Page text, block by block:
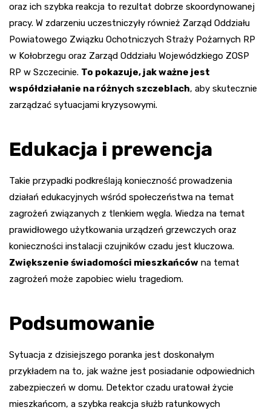
oraz ich szybka reakcja to rezultat dobrze skoordynowanej
pracy. W zdarzeniu uczestniczyły również Zarząd Oddziału
Powiatowego Związku Ochotniczych Straży Pożarnych RP
w Kołobrzegu oraz Zarząd Oddziału Wojewódzkiego ZOSP
RP w Szczecinie. To pokazuje, jak ważne jest
współdziałanie na różnych szczeblach, aby skutecznie
zarządzać sytuacjami kryzysowymi.
Edukacja i prewencja
Takie przypadki podkreślają konieczność prowadzenia
działań edukacyjnych wśród społeczeństwa na temat
zagrożeń związanych z tlenkiem węgla. Wiedza na temat
prawidłowego użytkowania urządzeń grzewczych oraz
konieczności instalacji czujników czadu jest kluczowa.
Zwiększenie świadomości mieszkańców na temat
zagrożeń może zapobiec wielu tragediom.
Podsumowanie
Sytuacja z dzisiejszego poranka jest doskonałym
przykładem na to, jak ważne jest posiadanie odpowiednich
zabezpieczeń w domu. Detektor czadu uratował życie
mieszkańcom, a szybka reakcja służb ratunkowych